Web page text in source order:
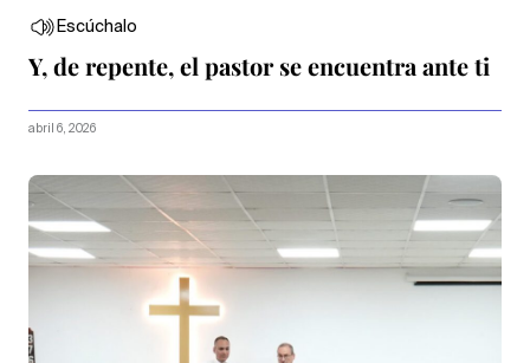
Escúchalo
Y, de repente, el pastor se encuentra ante ti
abril 6, 2026